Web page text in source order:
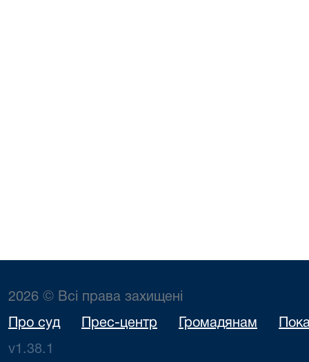
2026 © Всі права захищені
Про суд Прес-центр Громадянам
v1.38.1